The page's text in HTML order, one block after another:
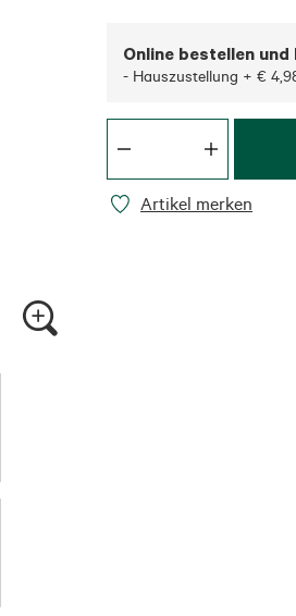
Online bestellen
- Hauszustellung + €
Artikel merken